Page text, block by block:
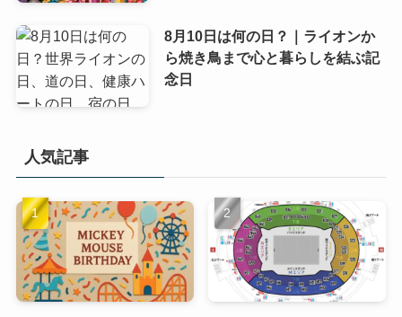
8月10日は何の日？｜ライオンか
ら焼き鳥まで心と暮らしを結ぶ記
念日
人気記事